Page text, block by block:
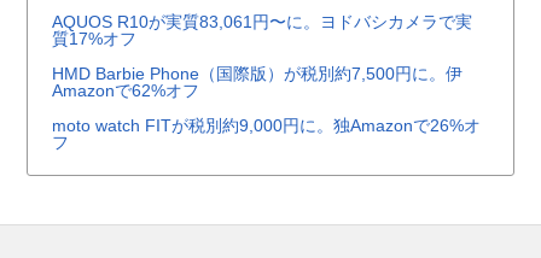
AQUOS R10が実質83,061円〜に。ヨドバシカメラで実
質17%オフ
HMD Barbie Phone（国際版）が税別約7,500円に。伊
Amazonで62%オフ
moto watch FITが税別約9,000円に。独Amazonで26%オ
フ